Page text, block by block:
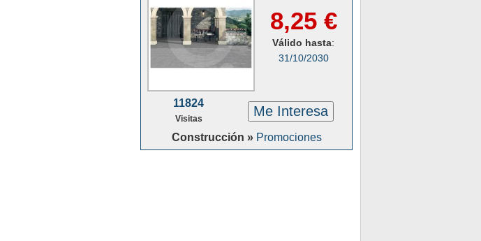
8,25 €
Válido hasta:
31/10/2030
11824
Visitas Me Interesa
Construcción » Promociones